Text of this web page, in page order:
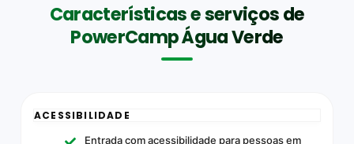
Características e serviços de
PowerCamp Água Verde
ACESSIBILIDADE
Entrada com acessibilidade para pessoas em